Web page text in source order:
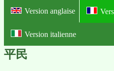
Version anglaise
Version italienne
Online dictionnaire
平民